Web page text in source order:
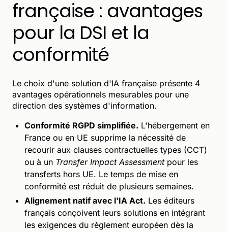
française : avantages
pour la DSI et la
conformité
Le choix d'une solution d'IA française présente 4
avantages opérationnels mesurables pour une
direction des systèmes d'information.
Conformité RGPD simplifiée. L'hébergement en
France ou en UE supprime la nécessité de
recourir aux clauses contractuelles types (CCT)
ou à un Transfer Impact Assessmentpour les
transferts hors UE. Le temps de mise en
conformité est réduit de plusieurs semaines.
Alignement natif avec l'IA Act. Les éditeurs
français conçoivent leurs solutions en intégrant
les exigences du règlement européen dès la